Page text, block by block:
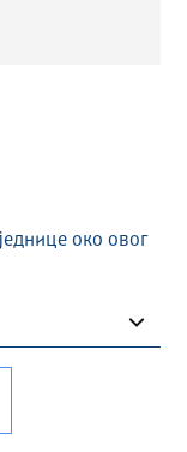
око овог